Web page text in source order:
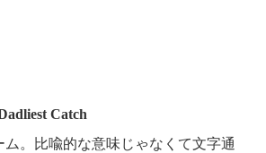
Catch
ム。比喩的な意味じゃなくて文字通